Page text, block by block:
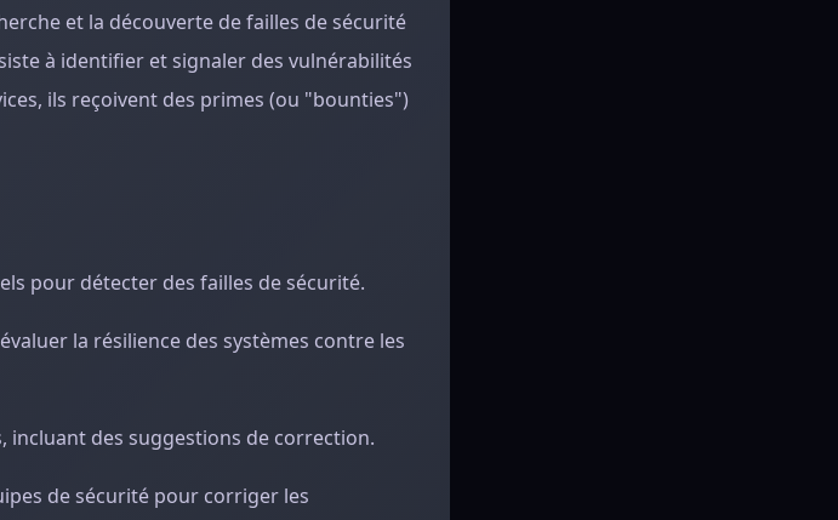
et la découverte de failles de sécurité
à identifier et signaler des vulnérabilités
ils reçoivent des primes (ou "bounties")
pour détecter des failles de sécurité.
la résilience des systèmes contre les
incluant des suggestions de correction.
de sécurité pour corriger les